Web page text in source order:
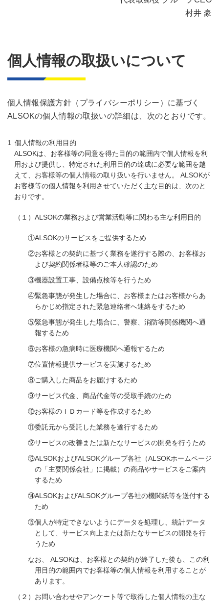
村井 豪
個人情報の取扱いについて
個人情報保護方針（プライバシーポリシー）に基づく
ALSOKの個人情報の取扱いの詳細は、次のとおりです。
個人情報の利用目的
ALSOKは、お客様等の同意を得た目的の範囲内で個人情報を利
用および提供し、特定された利用目的の達成に必要な範囲を越
えて、お客様等の個人情報の取り扱いを行いません。 ALSOKが
お客様等の個人情報を利用させていただく主な目的は、次のと
おりです。
（１）ALSOKの業務および営業活動等に関わる主な利用目的
①ALSOKのサービスをご提供するため
②お客様との契約に基づく業務を遂行する際の、お客様お
よび契約関係者様等のご本人確認のため
③機器設置工事、設備点検等を行うため
④緊急事態が発生した場合に、お客様またはお客様からあ
らかじめ指定された緊急連絡者へ連絡をするため
⑤緊急事態が発生した場合に、警察、消防等関係機関へ通
報するため
⑥お客様の急病時に医療機関へ通報するため
⑦位置情報提供サービスを実施するため
⑧ご購入した商品をお届けするため
⑨サービス代金、商品代金等の受取手続のため
⑩お客様のＩＤカード等を作成するため
⑪委託元から受託した業務を遂行するため
⑫サービスの改善または新たなサービスの開発を行うため
⑬ALSOKおよびALSOKグループ各社（ALSOKホームページ
の「主要関係会社」に掲載）の商品やサービスをご案内
するため
⑭ALSOKおよびALSOKグループ各社の機関紙等を送付する
ため
⑮個人が特定できないようにデータを処理し、統計データ
として、サービス向上または新たなサービスの開発を行
うため
なお、 ALSOKは、お客様との契約が終了した後も、この利
用目的の範囲内でお客様等の個人情報を利用することが
あります。
（２）お問い合わせやアンケート等で取得した個人情報の主な